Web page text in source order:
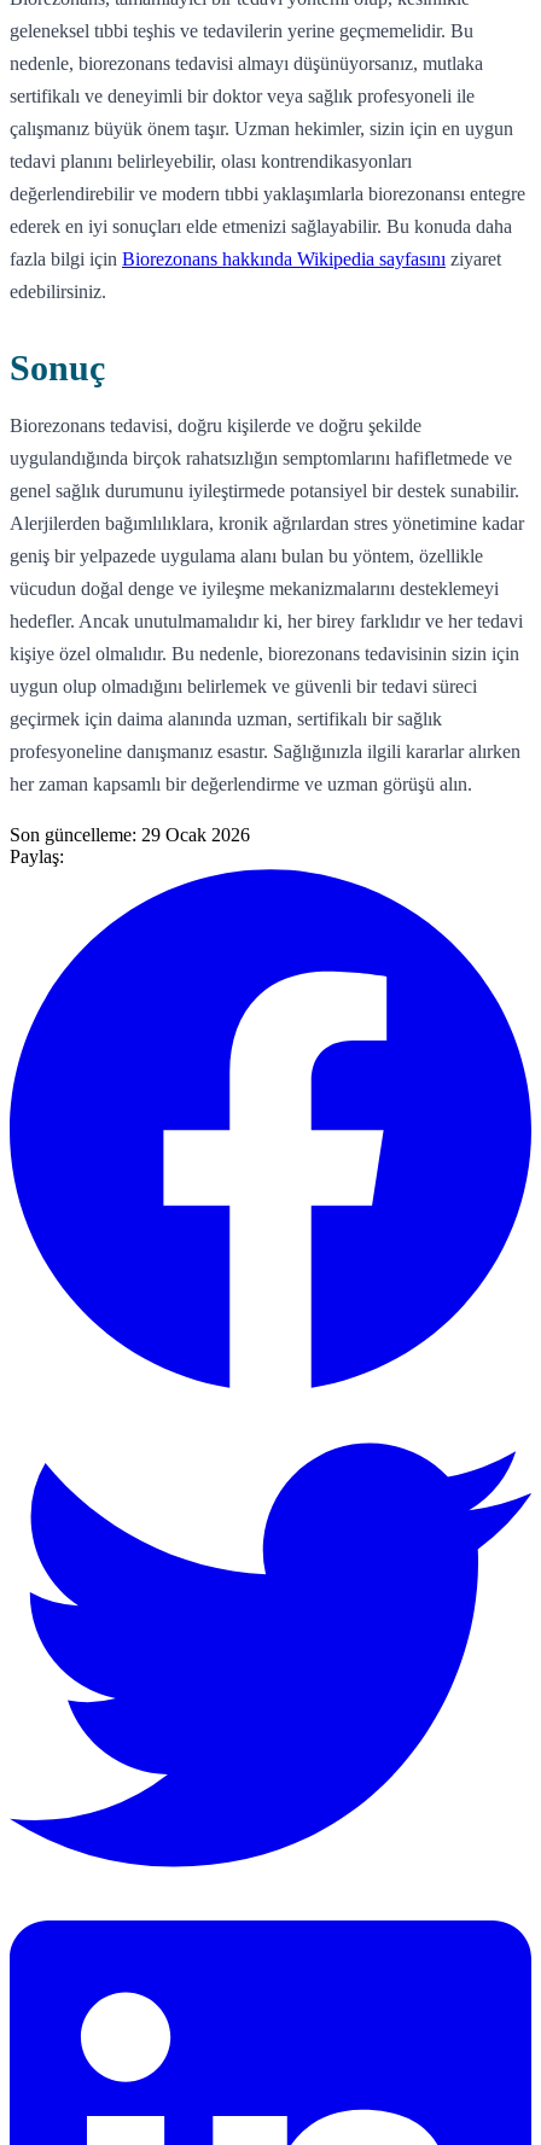
geleneksel tıbbi teşhis ve tedavilerin yerine geçmemelidir. Bu
nedenle, biorezonans tedavisi almayı düşünüyorsanız, mutlaka
sertifikalı ve deneyimli bir doktor veya sağlık profesyoneli ile
çalışmanız büyük önem taşır. Uzman hekimler, sizin için en uygun
tedavi planını belirleyebilir, olası kontrendikasyonları
değerlendirebilir ve modern tıbbi yaklaşımlarla biorezonansı entegre
ederek en iyi sonuçları elde etmenizi sağlayabilir. Bu konuda daha
fazla bilgi için Biorezonans hakkında Wikipedia sayfasını ziyaret
edebilirsiniz.
Sonuç
Biorezonans tedavisi, doğru kişilerde ve doğru şekilde
uygulandığında birçok rahatsızlığın semptomlarını hafifletmede ve
genel sağlık durumunu iyileştirmede potansiyel bir destek sunabilir.
Alerjilerden bağımlılıklara, kronik ağrılardan stres yönetimine kadar
geniş bir yelpazede uygulama alanı bulan bu yöntem, özellikle
vücudun doğal denge ve iyileşme mekanizmalarını desteklemeyi
hedefler. Ancak unutulmamalıdır ki, her birey farklıdır ve her tedavi
kişiye özel olmalıdır. Bu nedenle, biorezonans tedavisinin sizin için
uygun olup olmadığını belirlemek ve güvenli bir tedavi süreci
geçirmek için daima alanında uzman, sertifikalı bir sağlık
profesyoneline danışmanız esastır. Sağlığınızla ilgili kararlar alırken
her zaman kapsamlı bir değerlendirme ve uzman görüşü alın.
Son güncelleme: 29 Ocak 2026
Paylaş: